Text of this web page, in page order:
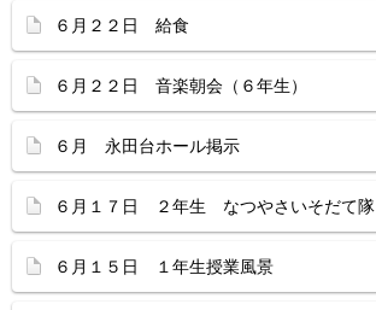
６月２２日 給食
６月２２日 音楽朝会（６年生）
６月 永田台ホール掲示
６月１７日 ２年生 なつやさいそだて隊
６月１５日 １年生授業風景